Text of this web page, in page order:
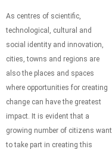
As centres of scientific,
technological, cultural and
social identity and innovation,
cities, towns and regions are
also the places and spaces
where opportunities for creating
change can have the greatest
impact. It is evident that a
growing number of citizens want
to take part in creating this